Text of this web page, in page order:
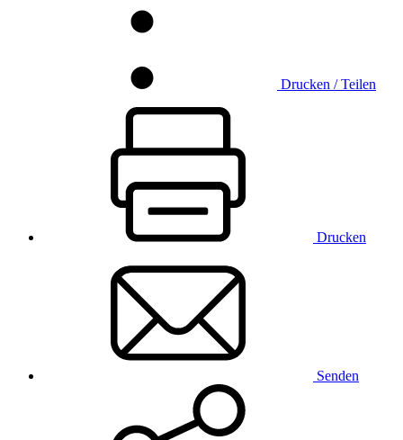
Drucken / Teilen
Drucken
Senden